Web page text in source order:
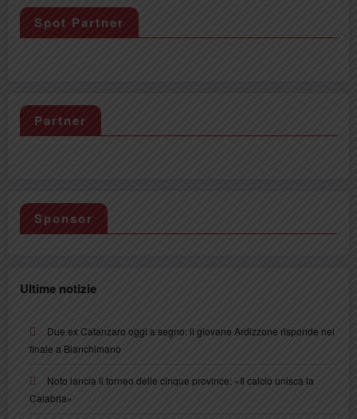
Spot Partner
Partner
Sponsor
Ultime notizie
Due ex Catanzaro oggi a segno: il giovane Ardizzone risponde nel
finale a Bianchimano
Noto lancia il torneo delle cinque province: «Il calcio unisca la
Calabria»